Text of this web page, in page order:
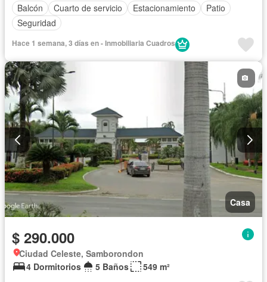
Balcón
Cuarto de servicio Estacionamiento
Patio
Seguridad
Hace 1 semana, 3 días en - Inmobiliaria Cuadros
Casa
$ 290.000
Ciudad Celeste, Samborondon
4 Dormitorios
5 Baños 549 m²